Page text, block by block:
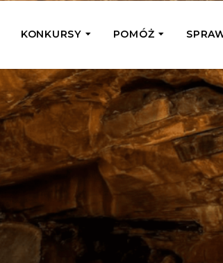
KONKURSY
Wyjedź z Nami
Odwiedź jedno z miejsc, w których
działamy
Przybij 5 w 7 Ogrodach
Wyjedź do Grecji z Michałem
POMÓŻ
POMAGAM
Przekaż Kalorie
Podaruj dziecku
Dziecka
Podaruj 1,5%
Przekaż
podatku
Pilna Pomoc